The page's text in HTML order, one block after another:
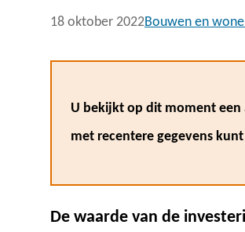
18 oktober 2022Bouwen en
U bekijkt op dit moment een
met recentere gegevens
De waarde van de